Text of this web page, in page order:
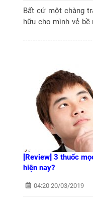
Bất cứ một chàng
hữu cho mình vẻ bề
[Review] 3 thuốc
hiện nay?
04:20 20/03/2019